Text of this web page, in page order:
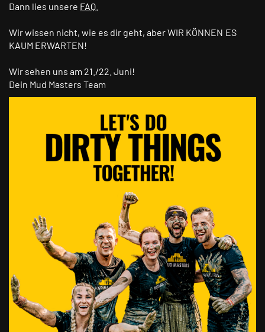
Dann lies unsere FAQ
Wir wissen nicht, wie es dir geht, aber WIR KÖNNEN ES
KAUM ERWARTEN!
Wir sehen uns am 21./22. Juni!
Dein Mud Masters Team